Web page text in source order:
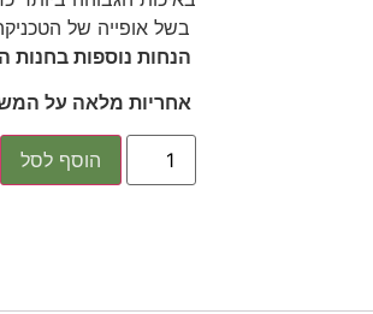
בשל אופייה של
הנחות נוספות בחנות
אחריות מלאה על
הוסף לסל